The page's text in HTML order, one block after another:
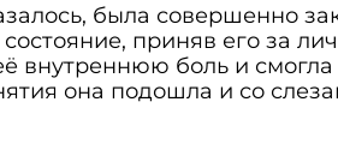
была совершенно
приняв его за
внутреннюю боль и
она подошла и со